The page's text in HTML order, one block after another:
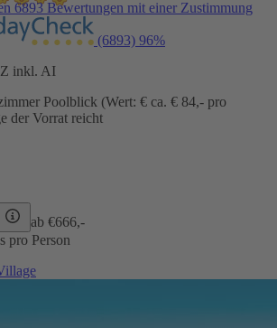
6893 Bewertungen mit einer Zustimmung
(6893) 96%
inkl. AI
Poolblick (Wert: € ca. € 84,- pro
der Vorrat reicht
ab €666,-
pro Person